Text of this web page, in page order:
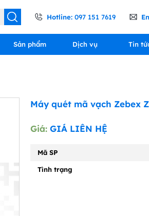
Hotline: 097 151 7619
Sản phẩm Dịch vụ Tin
Máy quét mã vạch Zebex
Giá:GIÁ LIÊN HỆ
Mã SP
Tình trạng